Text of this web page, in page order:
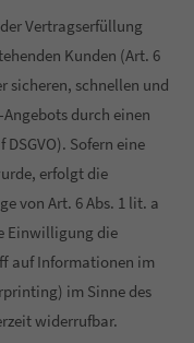
Vertragserfüllung
Kunden (Art. 6
sicheren, schnellen und
durch einen
Sofern eine
erfolgt die
von Art. 6 Abs. 1 lit. a
Einwilligung die
auf Informationen im
im Sinne des
widerrufbar.